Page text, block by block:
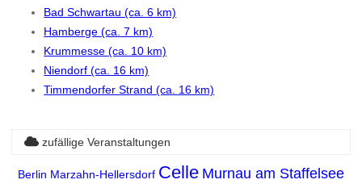
Bad Schwartau (ca. 6 km)
Hamberge (ca. 7 km)
Krummesse (ca. 10 km)
Niendorf (ca. 16 km)
Timmendorfer Strand (ca. 16 km)
zufällige Veranstaltungen
Berlin Marzahn-Hellersdorf Celle Murnau am Staffelsee